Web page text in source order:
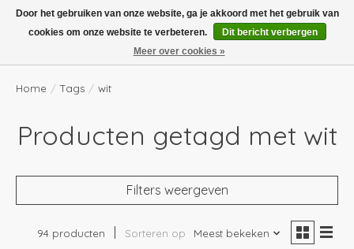
Boven de €100,- gratis verzending! Vóór 14.00 besteld, volgende dag in huis!
Verlanglijst
Home / Tags / wit
Producten getagd met wit
Filters weergeven
94 producten Sorteren op Meest bekeken
Door het gebruiken van onze website, ga je akkoord met het gebruik van
cookies om onze website te verbeteren.
Dit bericht verbergen
Meer over cookies »